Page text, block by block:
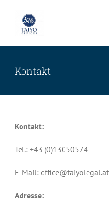
springen
Kontakt
Kontakt:
Tel.: +43 (0)13050574
E-Mail: office@taiyolegal.at
Adresse: